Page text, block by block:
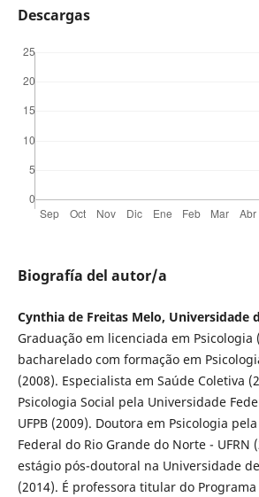
Descargas
Biografía del autor/a
Cynthia de Freitas Melo, Universidade
Graduação em licenciada em Psicologia
bacharelado com formação em
(2008). Especialista em Saúde Coletiva
Psicologia Social pela Universidade
UFPB (2009). Doutora em Psicologia
Federal do Rio Grande do Norte - UFRN
estágio pós-doutoral na Universidade
(2014). É professora titular do